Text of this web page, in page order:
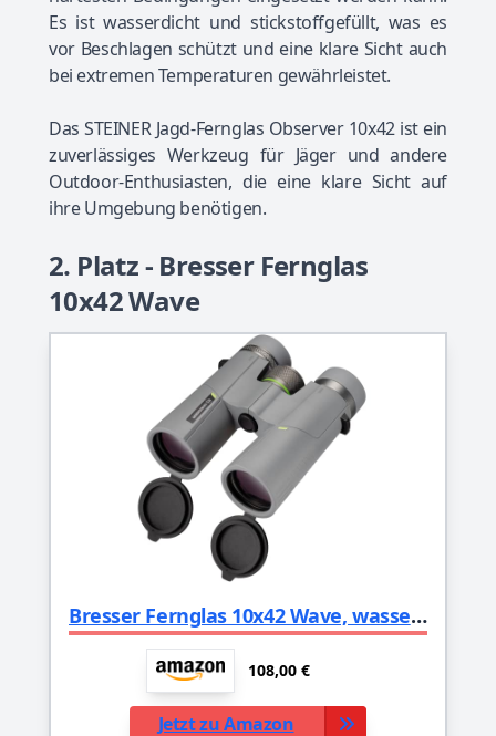
Es ist wasserdicht und stickstoffgefüllt, was es
vor Beschlagen schützt und eine klare Sicht auch
bei extremen Temperaturen gewährleistet.
Das STEINER Jagd-Fernglas Observer 10x42 ist ein
zuverlässiges Werkzeug für Jäger und andere
Outdoor-Enthusiasten, die eine klare Sicht auf
ihre Umgebung benötigen.
2. Platz - Bresser Fernglas
10x42 Wave
Bresser Fernglas 10x42 Wave, wasserdicht, mit BaK-4-Glas, UR-Vergütung und Brillenträgerokularen, perfekt für Naturbeobachtungen, auf Reisen und beim Wandern
108,00 €
Jetzt zu Amazon